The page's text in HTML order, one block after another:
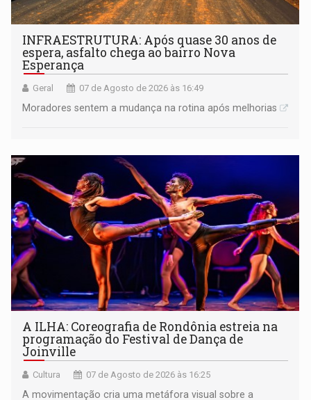
INFRAESTRUTURA: Após quase 30 anos de
espera, asfalto chega ao bairro Nova
Esperança
Geral 07 de Agosto de 2026 às 16:49
Moradores sentem a mudança na rotina após melhorias
A ILHA: Coreografia de Rondônia estreia na
programação do Festival de Dança de
Joinville
Cultura 07 de Agosto de 2026 às 16:25
A movimentação cria uma metáfora visual sobre a